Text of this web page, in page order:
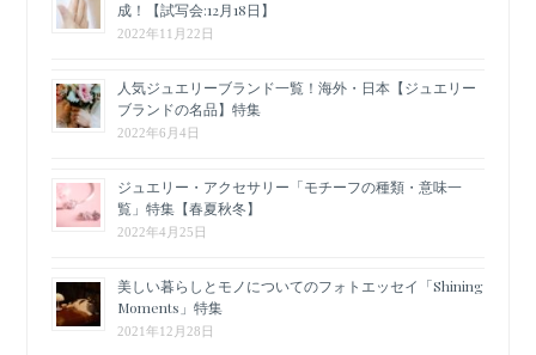
成！【試写会:12月18日】
2022年11月22日
人気ジュエリーブランド一覧！海外・日本【ジュエリー
ブランドの名品】特集
2022年6月4日
ジュエリー・アクセサリー「モチーフの種類・意味一
覧」特集【春夏秋冬】
2022年4月25日
美しい暮らしとモノについてのフォトエッセイ「Shining
Moments」特集
2021年12月28日